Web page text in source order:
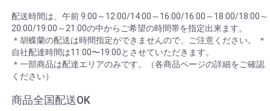
配送時間は、午前 9:00～12:00/14:00～16:00/16:00～18:00/18:00～
20:00/19:00～21:00の中からご希望の時間帯を指定出来ます。
＊胡蝶蘭の配送は時間指定ができませんので、ご注意ください。 ＊
自社配達時間は11:00〜19:00とさせていただきます。
＊一部商品は配達エリアのみです。（各商品ページの詳細をご確認
ください）
商品全国配送OK